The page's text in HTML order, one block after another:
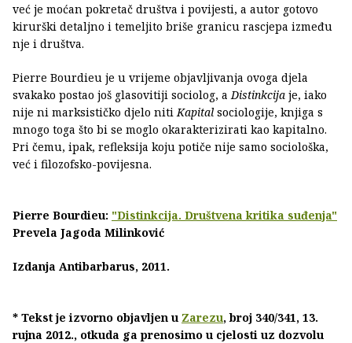
već je moćan pokretač društva i povijesti, a autor gotovo
kirurški detaljno i temeljito briše granicu rascjepa između
nje i društva.
Pierre Bourdieu je u vrijeme objavljivanja ovoga djela
svakako postao još glasovitiji sociolog, a Distinkcija je, iako
nije ni marksističko djelo niti Kapital sociologije, knjiga s
mnogo toga što bi se moglo okarakterizirati kao kapitalno.
Pri čemu, ipak, refleksija koju potiče nije samo sociološka,
već i filozofsko-povijesna.
Pierre Bourdieu: "Distinkcija. Društvena kritika suđenja"
Prevela Jagoda Milinković
Izdanja Antibarbarus, 2011.
* Tekst je izvorno objavljen u Zarezu, broj 340/341, 13.
rujna 2012., otkuda ga prenosimo u cjelosti uz dozvolu